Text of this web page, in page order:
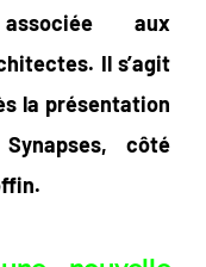
aux
Il s’agit
la présentation
côté